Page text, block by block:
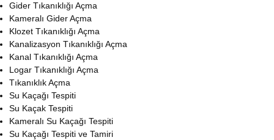
Gider Tıkanıklığı Açma
Kameralı Gider Açma
Klozet Tıkanıklığı Açma
Kanalizasyon Tıkanıklığı Açma
Kanal Tıkanıklığı Açma
Logar Tıkanıklığı Açma
Tıkanıklık Açma
Su Kaçağı Tespiti
Su Kaçak Tespiti
Kameralı Su Kaçağı Tespiti
Su Kaçağı Tespiti ve Tamiri